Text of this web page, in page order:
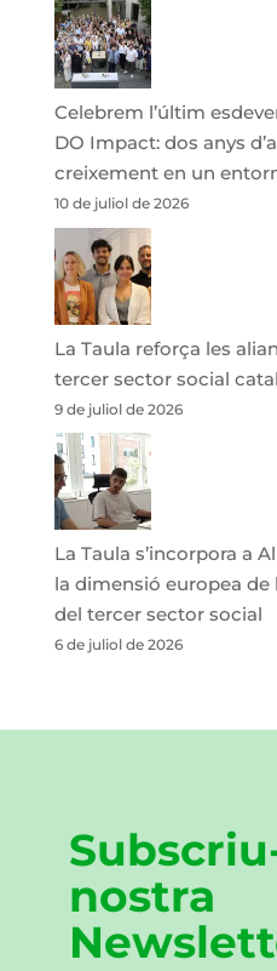
Celebrem l’últim
DO Impact: dos anys
creixement en un
10 de juliol de 2026
La Taula reforça les
tercer sector social
9 de juliol de 2026
La Taula s’incorpora a
la dimensió europea
del tercer sector social
6 de juliol de 2026
nostra